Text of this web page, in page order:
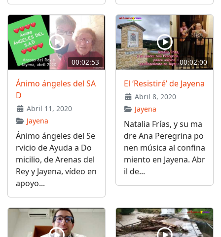
00:02:53
Ánimo ángeles del SA
D
Abril 11, 2020
Jayena
Ánimo ángeles del Se
rvicio de Ayuda a Do
micilio, de Arenas del
Rey y Jayena, vídeo en
apoyo...
00:02:00
El ‘Resistiré’ de Jayena
Abril 8, 2020
Jayena
Natalia Frías, y su ma
dre Ana Peregrina po
nen música al confina
miento en Jayena. Abr
il de...